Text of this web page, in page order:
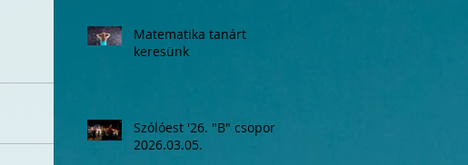
Matematika tanárt
keresünk
Szólóest '26. "B" csoport,
2026.03.05.